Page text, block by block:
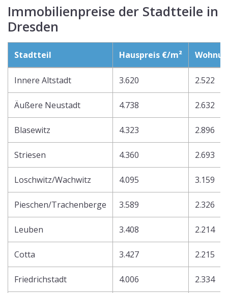
Immobilienpreise der Stadtteile in
Dresden
Stadtteil Hauspreis €/m²
Innere Altstadt 3.620 2.522
Äußere Neustadt 4.738 2.632
Blasewitz 4.323 2.896
Striesen 4.360 2.693
Loschwitz/Wachwitz 4.095 3.159
Pieschen/Trachenberge 3.589 2.326
Leuben 3.408 2.214
Cotta 3.427 2.215
Friedrichstadt 4.006 2.334